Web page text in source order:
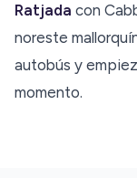
Ratjada con
noreste
autobús y
momento.